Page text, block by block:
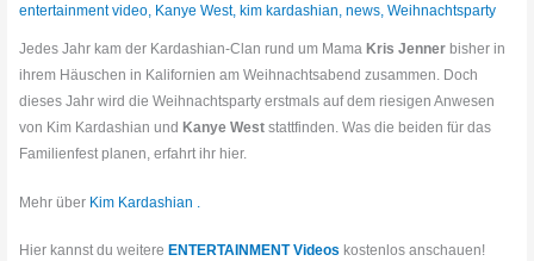
entertainment video Kanye West,kim kardashian ,news ,Weihnachtsparty
Jedes Jahr kam der Kardashian-Clan rund um MamaKris Jenner bisher in
ihrem Häuschen in Kalifornien am Weihnachtsabend zusammen. Doch
dieses Jahr wird die Weihnachtsparty erstmals auf dem riesigen Anwesen
von Kim Kardashian undKanye West stattfinden. Was die beiden für das
Familienfest planen, erfahrt ihr hier.
Mehr über Kim Kardashian .
Hier kannst du weitere ENTERTAINMENT Videos kostenlos anschauen!